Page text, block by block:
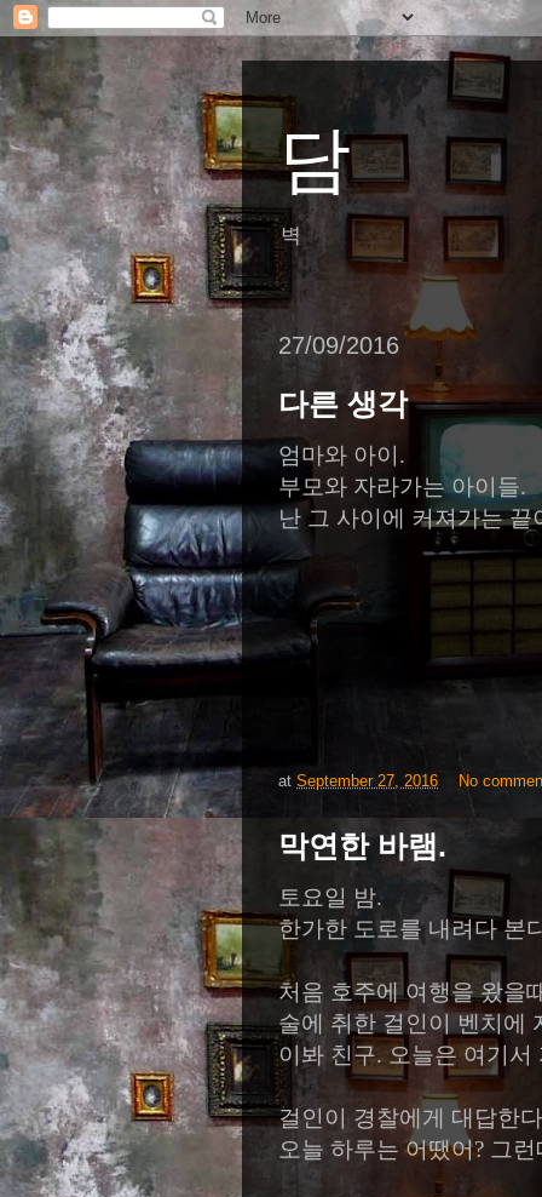
담
벽
27/09/2016
다른 생각
엄마와 아이 .
부모와 자라가는 아이들.
난 그 사이에 커져가는
at September 27, 2016 No
막연한 바램.
토요일 밤.
한가한 도로를 내려다 본
처음 호주에 여행을 왔을
술에 취한 걸인이 벤치에
이봐 친구. 오늘은 여기서
걸인이 경찰에게 대답한
오늘 하루는 어땠어? 그